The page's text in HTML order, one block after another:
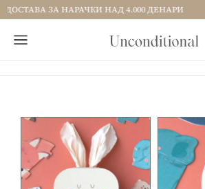
БЕСПЛАТНА ДОСТАВА ЗА НАРАЧКИ